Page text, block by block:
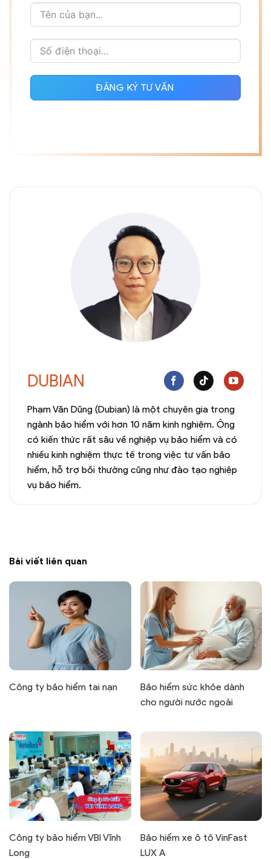
ĐĂNG KÝ TƯ VẤN
DUBIAN
Phạm Văn Dũng (Dubian) là một chuyên gia trong
ngành bảo hiểm với hơn 10 năm kinh nghiệm. Ông
có kiến thức rất sâu về nghiệp vụ bảo hiểm và có
nhiều kinh nghiệm thực tế trong việc tư vấn bảo
hiểm, hỗ trợ bồi thường cũng như đào tạo nghiệp
vụ bảo hiểm.
Bài viết liên quan
Công ty bảo hiểm tai nạn
Bảo hiểm sức khỏe dành
cho người nước ngoài
Công ty bảo hiểm VBI Vĩnh
Long
Bảo hiểm xe ô tô VinFast
LUX A